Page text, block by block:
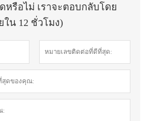
หรือไม่ เราจะตอบกลับโดย
ใน 12 ชั่วโมง)